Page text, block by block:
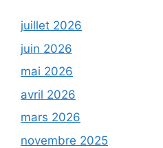
juillet 2026
juin 2026
mai 2026
avril 2026
mars 2026
novembre 2025